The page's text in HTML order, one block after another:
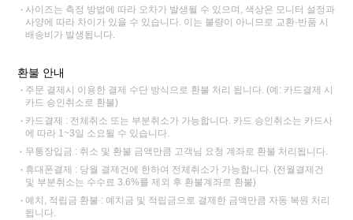
사이즈는 측정 방법에 따라 오차가 발생될 수 있으며, 색상은 모니터 설정과
사양에 따라 차이가 있을 수 있습니다. 이는 불량이 아니므로 교환·반품 시
배송비가 발생됩니다.
환불 안내
주문 결제시 이용한 결제 수단 방식으로 환불 처리 됩니다. (예: 카드결제 시
카드 승인취소로 환불)
카드결제 : 전체취소 또는 부분취소가 가능합니다. 카드 승인취소는 카드사
에 따라 1~3일 소요될 수 있습니다.
무통장입금 : 취소 및 환불 금액만큼 고객님 요청 계좌로 환불 처리됩니다.
휴대폰결제 : 당월 결제건에 한하여 전체취소가 가능합니다. (전월결제건
및 부분취소는 수수료 3.6%를 제외 후 환불계좌로 환불)
예치, 적립금 환불 : 예치금 및 적립금으로 결제한 금액만큼 자동 복원 처리
됩니다.